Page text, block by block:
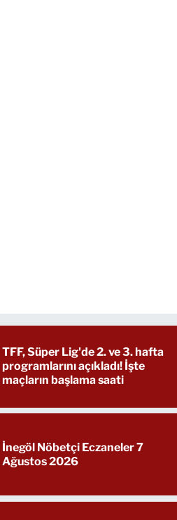
TFF, Süper Lig'de 2. ve 3. hafta
programlarını açıkladı! İşte
maçların başlama saati
İnegöl Nöbetçi Eczaneler 7
Ağustos 2026